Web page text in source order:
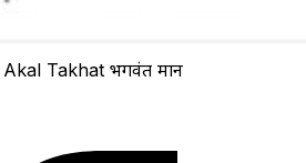
Takhat भगवंत मान